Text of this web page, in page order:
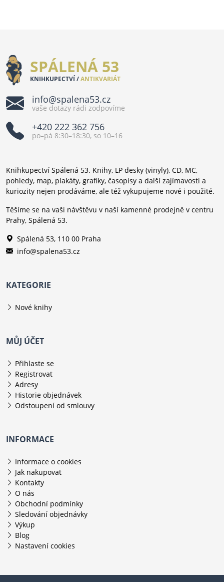
SPÁLENÁ 53
KNIHKUPECTVÍ /ANTIKVARIÁT
info@spalena53.cz
vaše dotazy rádi zodpovíme
+420 222 362 756
po–pá 8:30–18:30, so 10–16
Knihkupectví Spálená 53. Knihy, LP desky (vinyly), CD, MC,
pohledy, map, plakáty, grafiky, časopisy a další zajímavosti a
kuriozity nejen prodáváme, ale též vykupujeme nové i použité.
Těšíme se na vaši návštěvu v naší kamenné prodejně v centru
Prahy, Spálená 53.
Spálená 53, 110 00 Praha
info@spalena53.cz
KATEGORIE
Nové knihy
MŮJ ÚČET
Přihlaste se
Registrovat
Adresy
Historie objednávek
Odstoupení od smlouvy
INFORMACE
Informace o cookies
Jak nakupovat
Kontakty
O nás
Obchodní podmínky
Sledování objednávky
Výkup
Blog
Nastavení cookies